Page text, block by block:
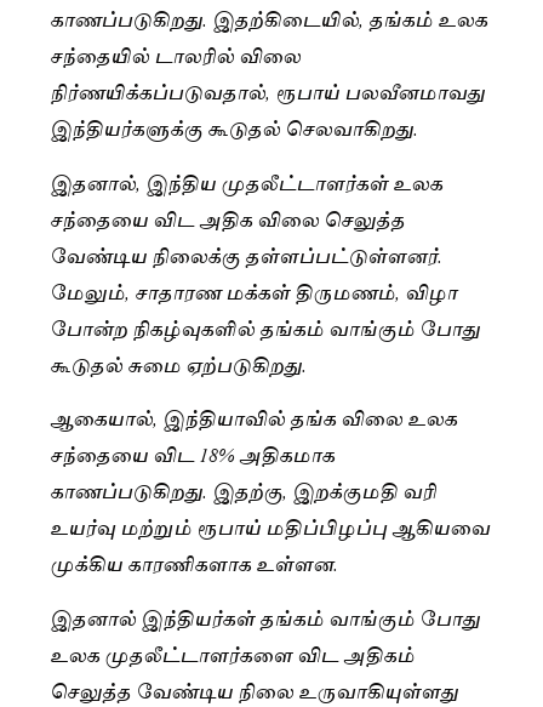
காணப்படுகிறது. இதற்கிடையில், தங்கம் உலக
சந்தையில் டாலரில் விலை
நிர்ணயிக்கப்படுவதால், ரூபாய் பலவீனமாவது
இந்தியர்களுக்கு கூடுதல் செலவாகிறது.
இதனால், இந்திய முதலீட்டாளர்கள் உலக
சந்தையை விட அதிக விலை செலுத்த
வேண்டிய நிலைக்கு தள்ளப்பட்டுள்ளனர்.
மேலும், சாதாரண மக்கள் திருமணம், விழா
போன்ற நிகழ்வுகளில் தங்கம் வாங்கும் போது
கூடுதல் சுமை ஏற்படுகிறது.
ஆகையால், இந்தியாவில் தங்க விலை உலக
சந்தையை விட 18% அதிகமாக
காணப்படுகிறது. இதற்கு, இறக்குமதி வரி
உயர்வு மற்றும் ரூபாய் மதிப்பிழப்பு ஆகியவை
முக்கிய காரணிகளாக உள்ளன.
இதனால் இந்தியர்கள் தங்கம் வாங்கும் போது
உலக முதலீட்டாளர்களை விட அதிகம்
செலுத்த வேண்டிய நிலை உருவாகியுள்ளது